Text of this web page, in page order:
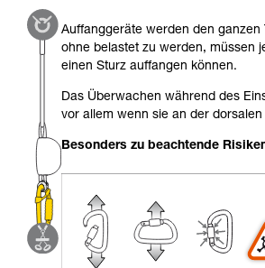
Informationen richtig
Die Beherrschung dieser
entsprechende Ausbildung und
Training voraus. Prüfen Sie
einem Profi, ob Sie in der Lage
Vorgang alleine sicher zu
Sie ihn eigenständig
noch andere Techniken, die hier
beschrieben werden.
Auffanggeräte werden den ganzen
ohne belastet zu werden, müssen
einen Sturz auffangen können.
Das Überwachen während des
vor allem wenn sie an der
Besonders zu beachtende